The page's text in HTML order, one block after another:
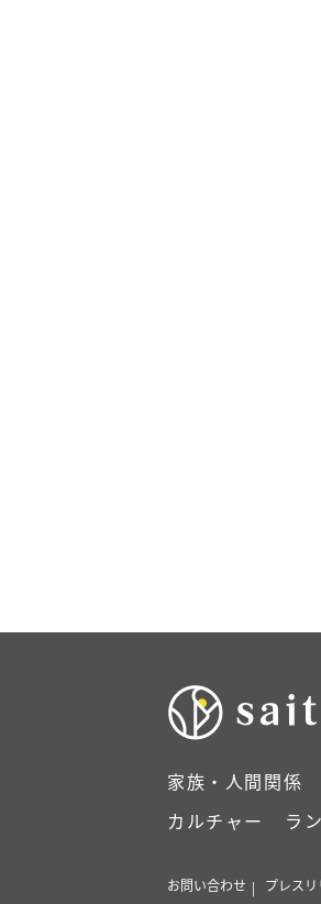
家族・人間関係
カルチャー
ラ
お問い合わせ プレス